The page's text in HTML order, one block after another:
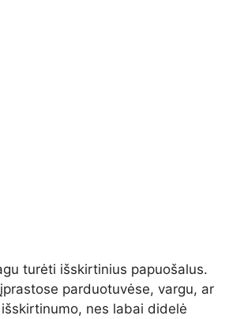
turėti išskirtinius papuošalus.
parduotuvėse, vargu, ar
nes labai didelė